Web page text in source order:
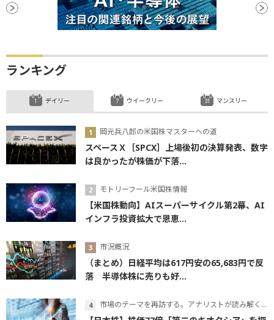
ランキング
デイリー
岡元兵八郎の米国株マスターへの道
スペースＸ［SPCX］上場後初の決算発表、数字
は良かったが株価が下落...
モトリーフール米国株情報
【米国株動向】AIスーパーサイクル第2幕、AI
インフラ投資拡大で恩恵...
市況概況
（まとめ）日経平均は617円安の65,683円で反
落 半導体株に売りも好...
市場のテーマを再訪する。アナリストが読み解くテーマの本質
ウイークリー マンスリー